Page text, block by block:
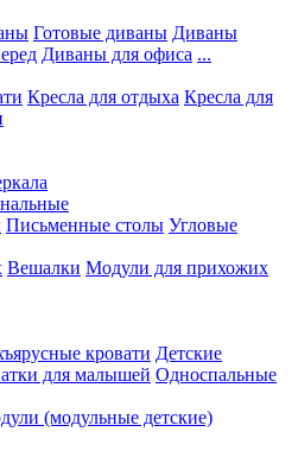
Готовые диваны Диваны
Диваны для офиса ...
Кресла для отдыха Кресла для
Письменные столы Угловые
Вешалки Модули для прихожих
кровати Детские
для малышей Односпальные
(модульные детские)